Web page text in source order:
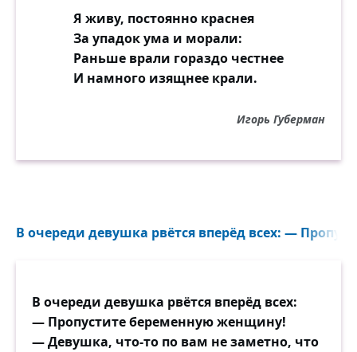
Я живу, постоянно краснея
За упадок ума и морали:
Раньше врали гораздо честнее
И намного изящнее крали.
Игорь Губерман
В очереди девушка рвётся вперёд всех: —
В очереди девушка рвётся вперёд всех:
— Пропустите беременную женщину!
— Девушка, что-то по вам не заметно, что